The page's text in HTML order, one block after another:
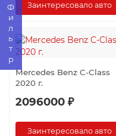
Фильтр Заинтересовало авто
Mercedes Benz C-Class
2020 г.
2096000 ₽
Заинтересовало авто